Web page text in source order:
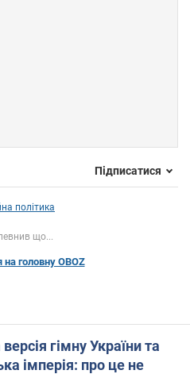
Підписатися
політика
що...
головну OBOZ
гімну України та
імперія: про це не